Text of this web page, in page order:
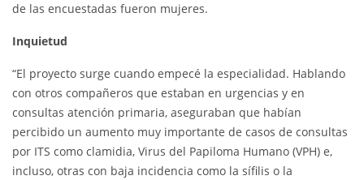
de las encuestadas fueron mujeres.
Inquietud
“El proyecto surge cuando empecé la especialidad. Hablando
con otros compañeros que estaban en urgencias y en
consultas atención primaria, aseguraban que habían
percibido un aumento muy importante de casos de consultas
por ITS como clamidia, Virus del Papiloma Humano (VPH) e,
incluso, otras con baja incidencia como la sífilis o la